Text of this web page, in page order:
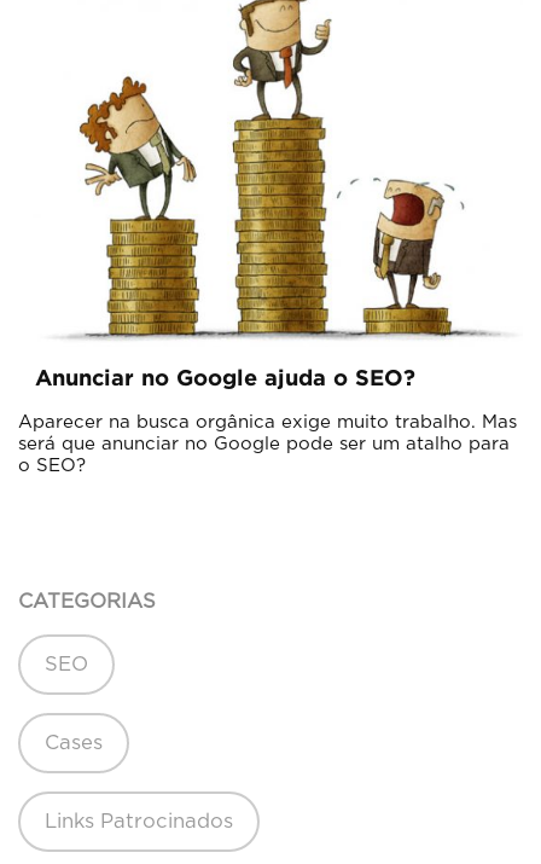
Anunciar no Google ajuda o SEO?
Aparecer na busca orgânica exige muito trabalho. Mas
será que anunciar no Google pode ser um atalho para
o SEO?
CATEGORIAS
SEO
Cases
Links Patrocinados